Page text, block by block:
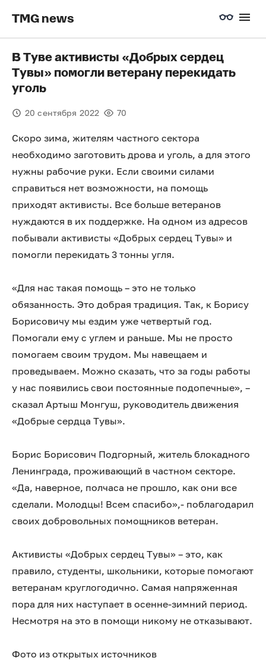
TMG news
В Туве активисты «Добрых сердец
Тувы» помогли ветерану перекидать
уголь
20 сентября 2022 70
Скоро зима, жителям частного сектора
необходимо заготовить дрова и уголь, а для этого
нужны рабочие руки. Если своими силами
справиться нет возможности, на помощь
приходят активисты. Все больше ветеранов
нуждаются в их поддержке. На одном из адресов
побывали активисты «Добрых сердец Тувы» и
помогли перекидать 3 тонны угля.
«Для нас такая помощь – это не только
обязанность. Это добрая традиция. Так, к Борису
Борисовичу мы ездим уже четвертый год.
Помогали ему с углем и раньше. Мы не просто
помогаем своим трудом. Мы навещаем и
проведываем. Можно сказать, что за годы работы
у нас появились свои постоянные подопечные», –
сказал Артыш Монгуш, руководитель движения
«Добрые сердца Тувы».
Борис Борисович Подгорный, житель блокадного
Ленинграда, проживающий в частном секторе.
«Да, наверное, полчаса не прошло, как они все
сделали. Молодцы! Всем спасибо»,- поблагодарил
своих добровольных помощников ветеран.
Активисты «Добрых сердец Тувы» – это, как
правило, студенты, школьники, которые помогают
ветеранам круглогодично. Самая напряженная
пора для них наступает в осенне-зимний период.
Несмотря на это в помощи никому не отказывают.
Фото из открытых источников